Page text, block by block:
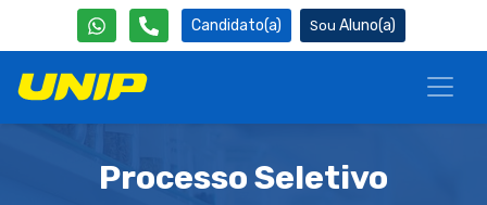
Candidato(a) Aluno(a)
Processo Seletivo